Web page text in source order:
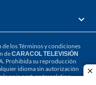
de losTérminos y condiciones
deCARACOL TELEVISIÓN
Prohibida su reproducción
idioma sin autorización
or in part, or translation